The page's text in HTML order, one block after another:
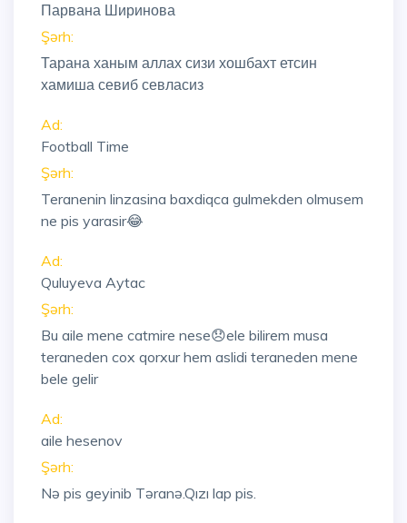
Парвана Ширинова
Şərh:
Тарана ханым аллах сизи хошбахт етсин
хамиша севиб севласиз
Ad:
Football Time
Şərh:
Teranenin linzasina baxdiqca gulmekden olmusem
ne pis yarasir😂
Ad:
Quluyeva Aytac
Şərh:
Bu aile mene catmire nese😞ele bilirem musa
teraneden cox qorxur hem aslidi teraneden mene
bele gelir
Ad:
aile hesenov
Şərh:
Nə pis geyinib Təranə.Qızı lap pis.